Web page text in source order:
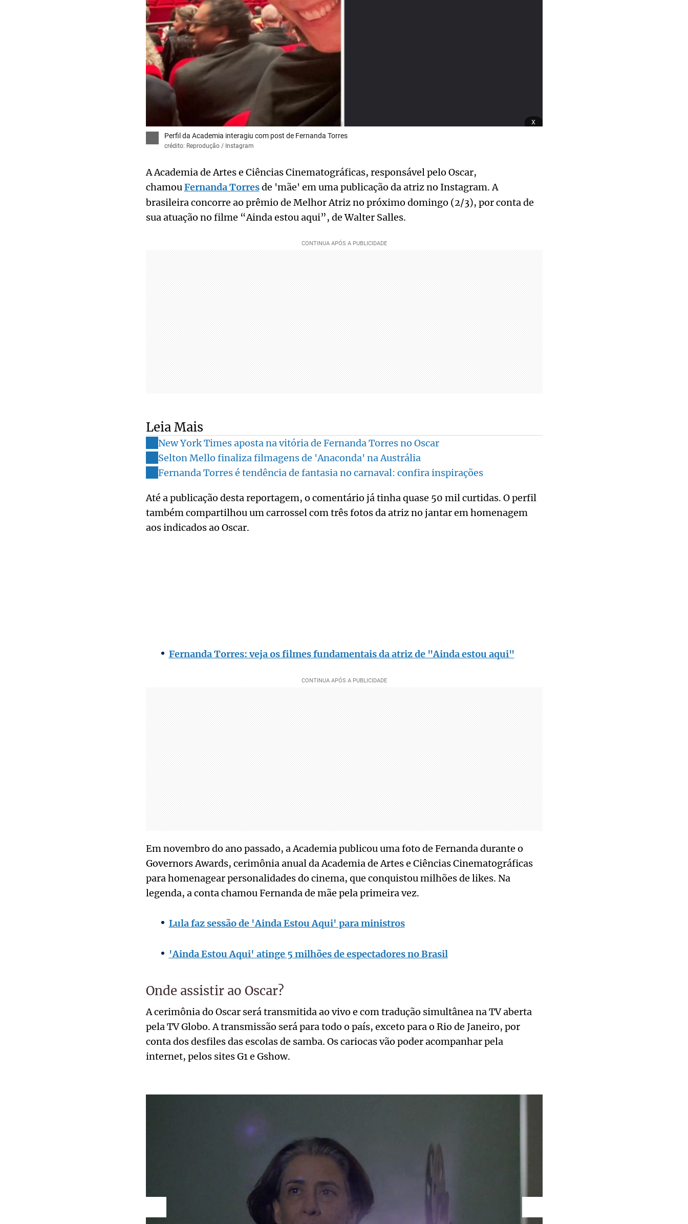
x
Perfil da Academia interagiu com post de Fernanda Torres
crédito: Reprodução / Instagram
A Academia de Artes e Ciências Cinematográficas, responsável pelo Oscar,
chamouFernanda Torresde 'mãe' em uma publicação da atriz no Instagram. A
brasileira concorre ao prêmio de Melhor Atriz no próximo domingo (2/3), por conta de
sua atuação no filme “Ainda estou aqui”, de Walter Salles.
Leia Mais
New York Times aposta na vitória de Fernanda Torres no Oscar
Selton Mello finaliza filmagens de 'Anaconda' na Austrália
Fernanda Torres é tendência de fantasia no carnaval: confira inspirações
Até a publicação desta reportagem, o comentário já tinha quase 50 mil curtidas. O perfil
também compartilhou um carrossel com três fotos da atriz no jantar em homenagem
aos indicados ao Oscar.
Fernanda Torres: veja os filmes fundamentais da atriz de "Ainda estou aqui"
Em novembro do ano passado, a Academia publicou uma foto de Fernanda durante o
Governors Awards, cerimônia anual da Academia de Artes e Ciências Cinematográficas
para homenagear personalidades do cinema, que conquistou milhões de likes. Na
legenda, a conta chamou Fernanda de mãe pela primeira vez.
Lula faz sessão de 'Ainda Estou Aqui' para ministros
'Ainda Estou Aqui' atinge 5 milhões de espectadores no Brasil
Onde assistir ao Oscar?
A cerimônia do Oscar será transmitida ao vivo e com tradução simultânea na TV aberta
pela TV Globo. A transmissão será para todo o país, exceto para o Rio de Janeiro, por
conta dos desfiles das escolas de samba. Os cariocas vão poder acompanhar pela
internet, pelos sites G1 e Gshow.